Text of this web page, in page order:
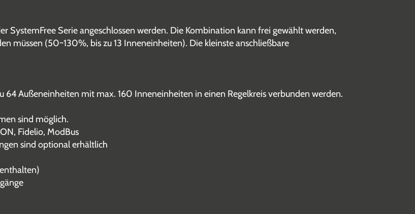
SystemFree Serie angeschlossen werden. Die Kombination kann frei gewählt werden,
müssen (50~130%, bis zu 13 Inneneinheiten). Die kleinste anschließbare
64 Außeneinheiten mit max. 160 Inneneinheiten in einen Regelkreis verbunden werden.
sind möglich.
Fidelio, ModBus
sind optional erhältlich